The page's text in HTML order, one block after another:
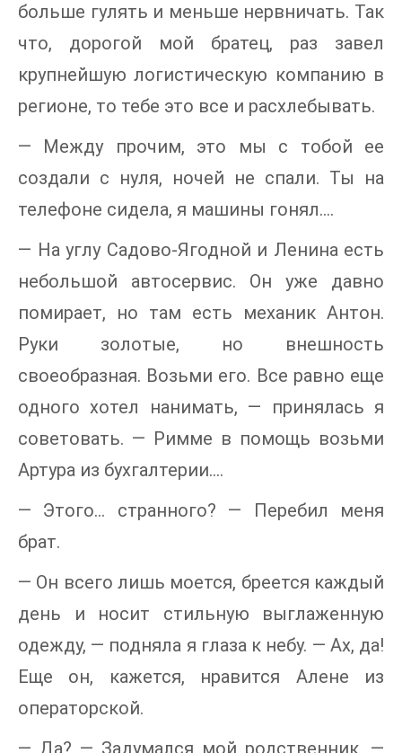
больше гулять и меньше нервничать. Так
что, дорогой мой братец, раз завел
крупнейшую логистическую компанию в
регионе, то тебе это все и расхлебывать.
— Между прочим, это мы с тобой ее
создали с нуля, ночей не спали. Ты на
телефоне сидела, я машины гонял….
— На углу Садово-Ягодной и Ленина есть
небольшой автосервис. Он уже давно
помирает, но там есть механик Антон.
Руки золотые, но внешность
своеобразная. Возьми его. Все равно еще
одного хотел нанимать, — принялась я
советовать. — Римме в помощь возьми
Артура из бухгалтерии….
— Этого… странного? — Перебил меня
брат.
— Он всего лишь моется, бреется каждый
день и носит стильную выглаженную
одежду, — подняла я глаза к небу. — Ах, да!
Еще он, кажется, нравится Алене из
операторской.
— Да? — Задумался мой родственник. —